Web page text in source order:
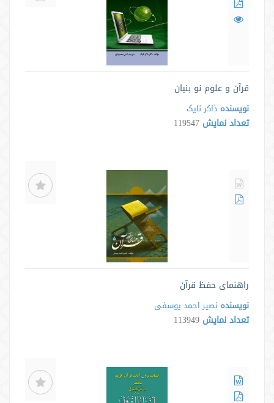
قرآن و علوم نو بنیان
نویسنده ذاکر نایک
تعداد نمایش 119547
راهنمای حفظ قرآن
نویسنده نصیر احمد یوسفی
تعداد نمایش 113949